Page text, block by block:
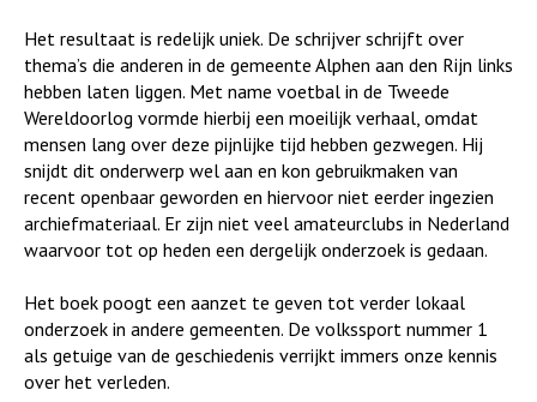
Het resultaat is redelijk uniek. De schrijver schrijft over
thema’s die anderen in de gemeente Alphen aan den Rijn links
hebben laten liggen. Met name voetbal in de Tweede
Wereldoorlog vormde hierbij een moeilijk verhaal, omdat
mensen lang over deze pijnlijke tijd hebben gezwegen. Hij
snijdt dit onderwerp wel aan en kon gebruikmaken van
recent openbaar geworden en hiervoor niet eerder ingezien
archiefmateriaal. Er zijn niet veel amateurclubs in Nederland
waarvoor tot op heden een dergelijk onderzoek is gedaan.
Het boek poogt een aanzet te geven tot verder lokaal
onderzoek in andere gemeenten. De volkssport nummer 1
als getuige van de geschiedenis verrijkt immers onze kennis
over het verleden.